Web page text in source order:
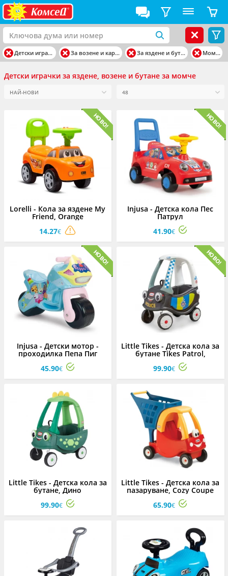
Детски играчки За возене и каране За яздене и бутане Момче
Детски играчки за яздене, возене и бутане за момче
Lorelli - Кола за яздене My
Friend, Orange
14.27€
Injusa - Детска кола Пес
Патрул
41.90€
Injusa - Детски мотор -
проходилка Пепа Пиг
45.90€
Little Tikes - Детска кола за
бутане Tikes Patrol,
Полицейска кола
99.90€
Little Tikes - Детска кола за
бутане, Дино
99.90€
Little Tikes - Детска кола за
пазаруване, Cozy Coupe
65.90€